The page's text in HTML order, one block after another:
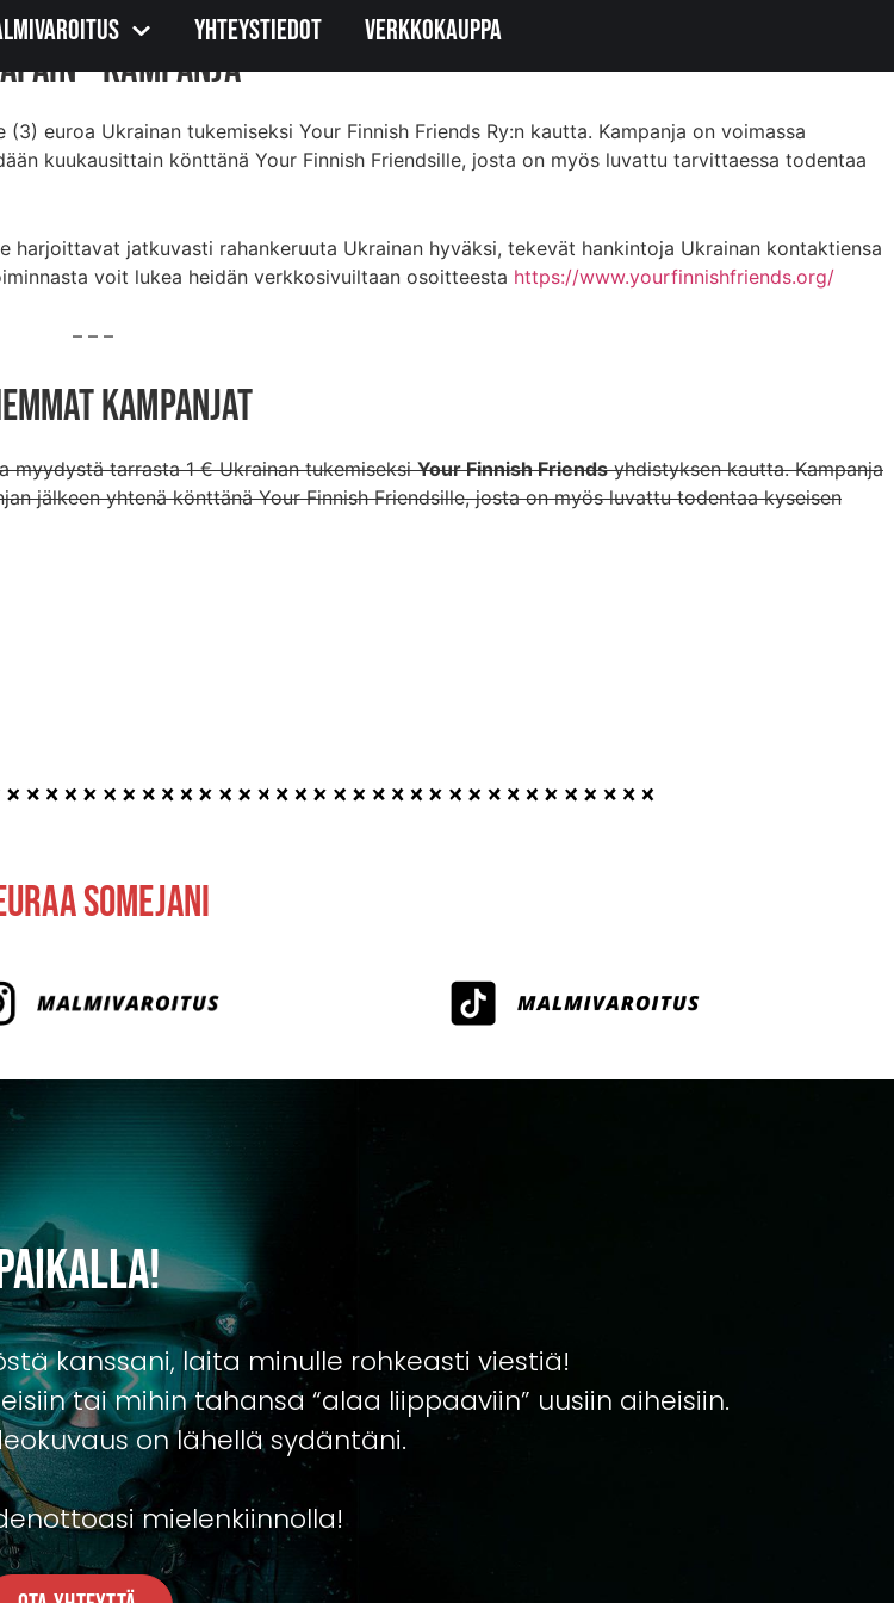
Yhteystiedot Verkkokauppa
Kampanja
euroa Ukrainan tukemiseksi Your Finnish Friends Ry:n kautta. Kampanja on voimassa
kuukausittain könttänä Your Finnish Friendsille, josta on myös luvattu tarvittaessa todentaa
harjoittavat jatkuvasti rahankeruuta Ukrainan hyväksi, tekevät hankintoja Ukrainan kontaktiensa
voit lukea heidän verkkosivuiltaan osoitteesta https://www.yourfinnishfriends.org/
– – –
Kampanjat
myydystä tarrasta 1 € Ukrainan tukemiseksiYour Finnish Friendsyhdistyksen kautta. Kampanja
jälkeen yhtenä könttänä Your Finnish Friendsille, josta on myös luvattu todentaa kyseisen
Somejani
kanssani, laita minulle rohkeasti viestiä!
tai mihin tahansa “alaa liippaaviin” uusiin aiheisiin.
on lähellä sydäntäni.
mielenkiinnolla!